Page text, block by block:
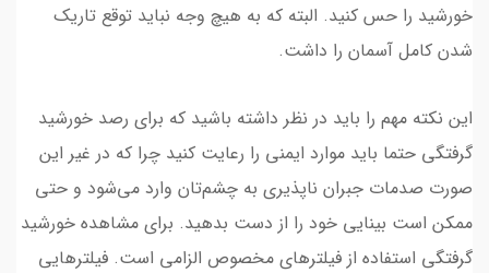
خورشید را حس کنید. البته که به هیچ وجه نباید توقع تاریک
شدن کامل آسمان را داشت.
این نکته‌ مهم را باید در نظر داشته باشید که برای رصد خورشید
گرفتگی حتما باید موارد ایمنی را رعایت کنید چرا که در غیر این
صورت صدمات جبران ناپذیری به چشم‌تان وارد می‌شود و حتی
ممکن است بینایی خود را از دست بدهید. برای مشاهد‌ه‌ خورشید
گرفتگی استفاده از فیلترهای مخصوص الزامی است. فیلترهایی